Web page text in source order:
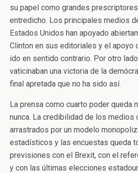
su papel como grandes
entredicho. Los principales medios
Estados Unidos han apoyado
Clinton en sus editoriales y el apoyo
ido en sentido contrario. Por otro
vaticinaban una victoria de la
final apretada que no ha sido así.
La prensa como cuarto poder queda
nunca. La credibilidad de los medios
arrastrados por un modelo
estadísticos y las encuestas queda
previsiones con el Brexit, con el
y con las últimas elecciones